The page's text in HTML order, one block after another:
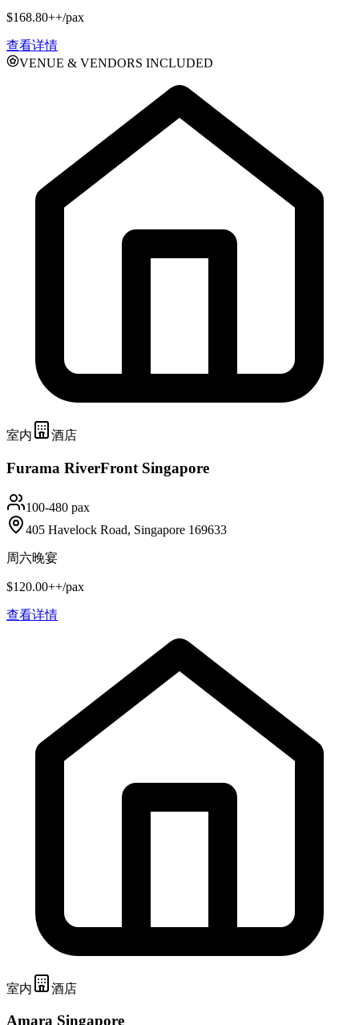
$168.80++/pax
查看详情
VENUE & VENDORS INCLUDED
室内 酒店
Furama RiverFront Singapore
100-480 pax
405 Havelock Road, Singapore 169633
周六晚宴
$120.00++/pax
查看详情
室内 酒店
Amara Singapore